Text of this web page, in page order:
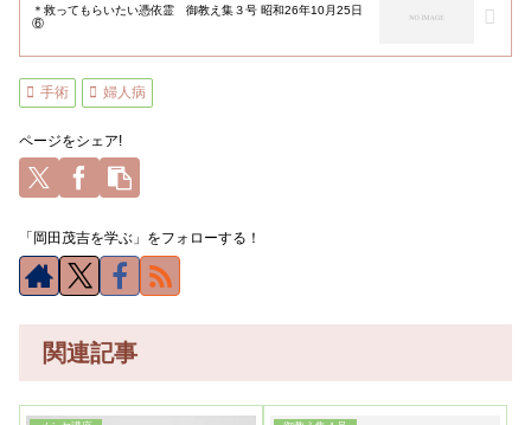
＊救ってもらいたい憑依霊 御教え集３号 昭和26年10月25日
⑥
手術 婦人病
ページをシェア!
「岡田茂吉を学ぶ」をフォローする！
関連記事